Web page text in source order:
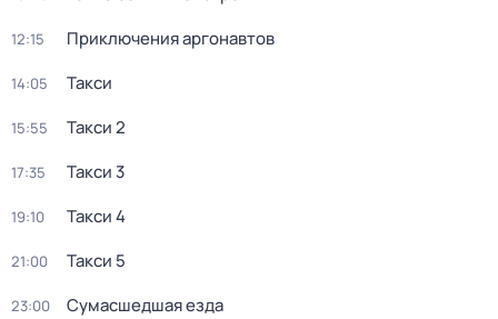
12:15 Приключения аргонавтов
14:05 Такси
15:55 Такси 2
17:35 Такси 3
19:10 Такси 4
21:00 Такси 5
23:00 Сумасшедшая езда